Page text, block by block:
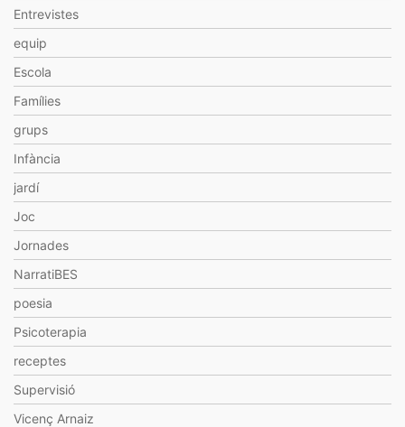
Entrevistes
equip
Escola
Famílies
grups
Infància
jardí
Joc
Jornades
NarratiBES
poesia
Psicoterapia
receptes
Supervisió
Vicenç Arnaiz